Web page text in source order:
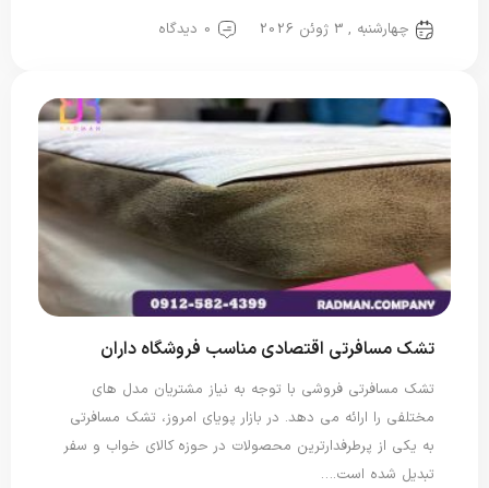
چهارشنبه , 3 ژوئن 2026 0 دیدگاه
تشک مسافرتی اقتصادی مناسب فروشگاه داران
تشک مسافرتی فروشی با توجه به نیاز مشتریان مدل های
مختلفی را ارائه می دهد. در بازار پویای امروز، تشک مسافرتی
به یکی از پرطرفدارترین محصولات در حوزه کالای خواب و سفر
تبدیل شده است.…